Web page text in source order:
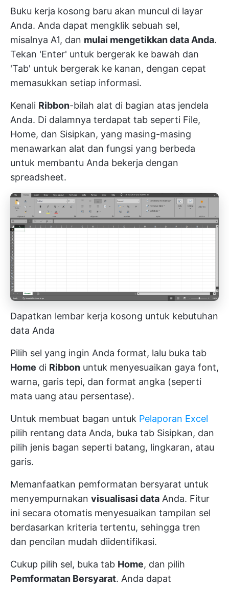
Buku kerja kosong baru akan muncul di layar
Anda. Anda dapat mengklik sebuah sel,
misalnya A1, dan mulai mengetikkan data Anda.
Tekan 'Enter' untuk bergerak ke bawah dan
'Tab' untuk bergerak ke kanan, dengan cepat
memasukkan setiap informasi.
Kenali Ribbon-bilah alat di bagian atas jendela
Anda. Di dalamnya terdapat tab seperti File,
Home, dan Sisipkan, yang masing-masing
menawarkan alat dan fungsi yang berbeda
untuk membantu Anda bekerja dengan
spreadsheet.
Dapatkan lembar kerja kosong untuk kebutuhan
data Anda
Pilih sel yang ingin Anda format, lalu buka tab
Home di Ribbon untuk menyesuaikan gaya font,
warna, garis tepi, dan format angka (seperti
mata uang atau persentase).
Untuk membuat bagan untuk Pelaporan Excel
pilih rentang data Anda, buka tab Sisipkan, dan
pilih jenis bagan seperti batang, lingkaran, atau
garis.
Memanfaatkan pemformatan bersyarat untuk
menyempurnakan visualisasi data Anda. Fitur
ini secara otomatis menyesuaikan tampilan sel
berdasarkan kriteria tertentu, sehingga tren
dan pencilan mudah diidentifikasi.
Cukup pilih sel, buka tab Home, dan pilih
Pemformatan Bersyarat. Anda dapat